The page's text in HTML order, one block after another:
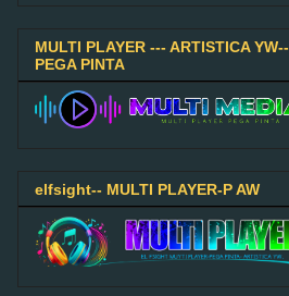
MULTI PLAYER --- ARTISTICA YW--
PEGA PINTA
elfsight-- MULTI PLAYER-P AW